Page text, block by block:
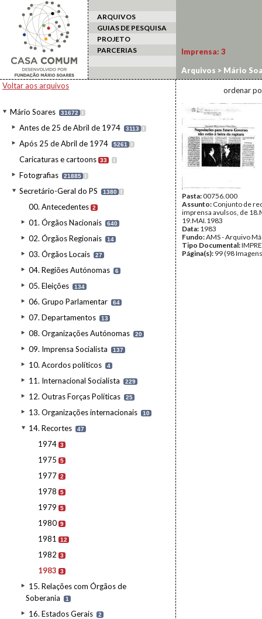
ARQUIVOS
GUIAS DE PESQUISA
PROJETO
PARCERIAS
Voltar aos arquivos
Mário Soares 31672 I
Antes de 25 de Abril de 1974 3113 I
Após 25 de Abril de 1974 5261 I
Caricaturas e cartoons 33 I
Fotografias 21885 I
Secretário-Geral do PS 1380 I
00. Antecedentes 2
01. Órgãos Nacionais 640
02. Órgãos Regionais 14
03. Órgãos Locais 27
04. Regiões Autónomas 6
05. Eleições 134
06. Grupo Parlamentar 64
07. Departamentos 13
08. Organizações Autónomas 20
09. Imprensa Socialista 137
10. Acordos políticos 4
11. Internacional Socialista 229
12. Outras Forças Políticas 25
13. Organizações internacionais 10
14. Recortes 47
1974 3
1975 5
1977 2
1978 5
1979 5
1980 9
1981 12
1982 3
1983 3
15. Relações com Órgãos de
Soberania
1
16. Estados Gerais 2
Imprensa: 3
Arquivos > Mário
ordenar
Pasta:00756.000
Assunto: Conjunto de
imprensa avulsos, de
19.MAI.1983
Data: 1983
Fundo:AMS - Arquivo
Tipo Documental:
Página(s): 99 (98